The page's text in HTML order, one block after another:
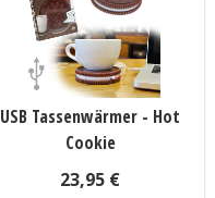
USB Tassenwärmer - Hot
Cookie
23,95 €